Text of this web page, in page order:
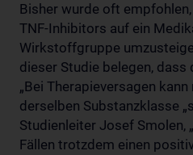
Bisher wurde oft
TNF-Inhibitors auf ein
Wirkstoffgruppe
dieser Studie belegen,
„Bei Therapieversagen
derselben Substanzklasse
Studienleiter Josef Smolen,
Fällen trotzdem einen